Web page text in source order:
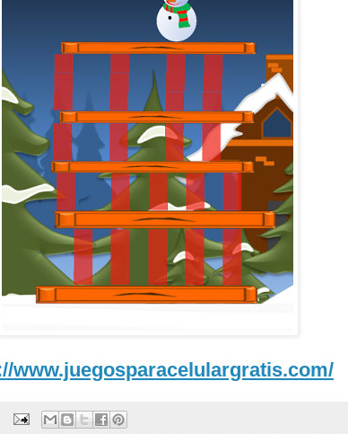
www.juegosparacelulargratis.com/